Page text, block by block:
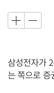
삼성전자가
는 쪽으로 증